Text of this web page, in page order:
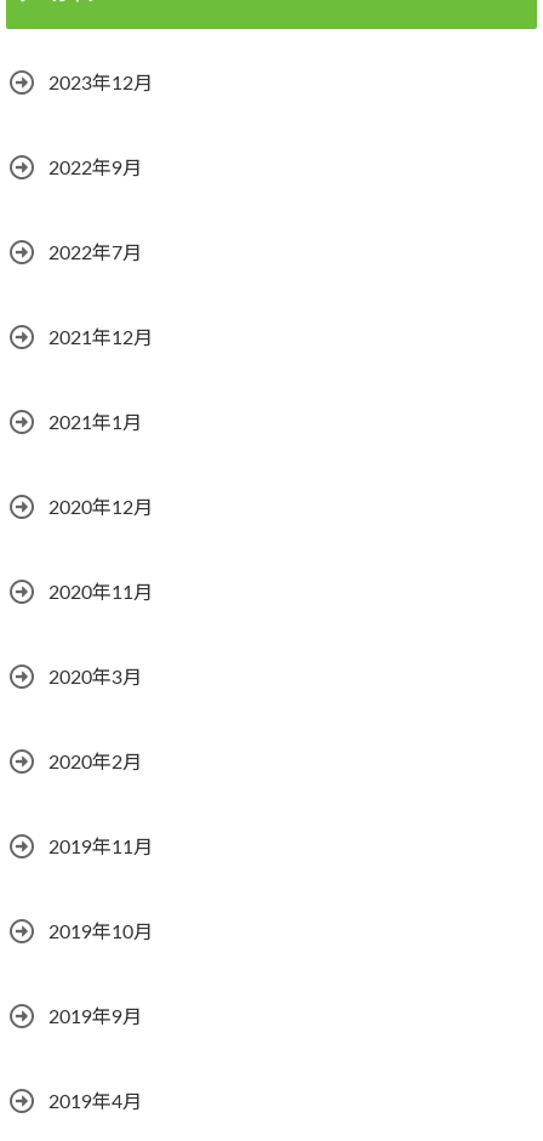
2023年12月
2022年9月
2022年7月
2021年12月
2021年1月
2020年12月
2020年11月
2020年3月
2020年2月
2019年11月
2019年10月
2019年9月
2019年4月